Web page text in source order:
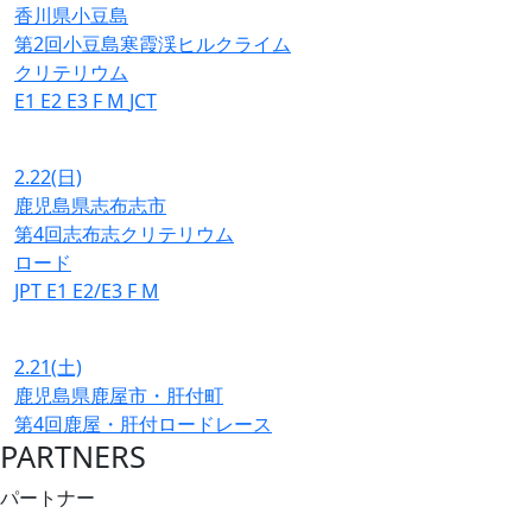
香川県小豆島
第2回小豆島寒霞渓ヒルクライム
クリテリウム
E1 E2 E3 F M JCT
2.22(日)
鹿児島県志布志市
第4回志布志クリテリウム
ロード
JPT E1 E2/E3 F M
2.21(土)
鹿児島県鹿屋市・肝付町
第4回鹿屋・肝付ロードレース
PARTNERS
パートナー